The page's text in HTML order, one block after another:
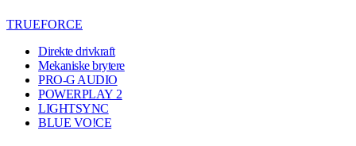
TRUEFORCE
Direkte drivkraft
Mekaniske brytere
PRO-G AUDIO
POWERPLAY 2
LIGHTSYNC
BLUE VO!CE